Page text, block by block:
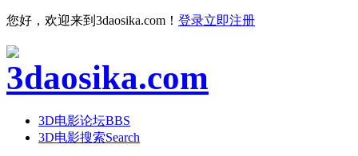
您好，欢迎来到3daosika.com！ 登录立即注册
3D电影论坛BBS
3D电影搜索Search